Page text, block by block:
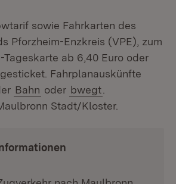
sowie Fahrkarten des
Pforzheim-Enzkreis (VPE), zum
Tageskarte ab 6,40 Euro oder
Fahrplanauskünfte
Bahn oder bwegt
Stadt/Kloster.